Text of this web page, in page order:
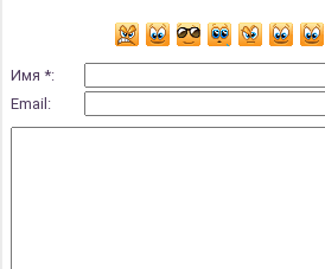
Имя *:
Email: